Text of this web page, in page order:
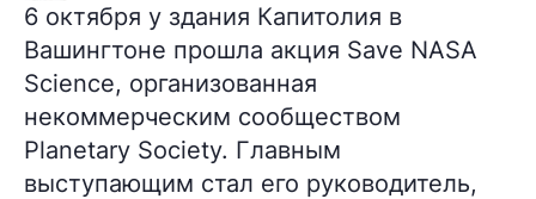
6 октября у здания Капитолия в
Вашингтоне прошла акция Save NASA
Science, организованная
некоммерческим сообществом
Planetary Society. Главным
выступающим стал его руководитель,